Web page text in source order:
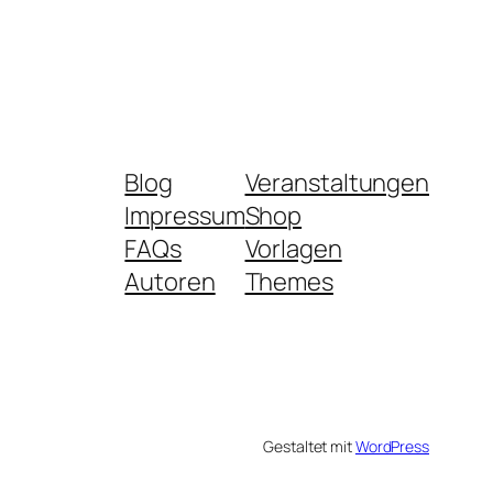
Blog
Impressum
FAQs
Autoren
Veranstaltungen
Shop
Vorlagen
Themes
Gestaltet mitWordPress